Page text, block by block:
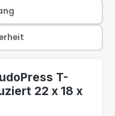
T-
22 x 18 x